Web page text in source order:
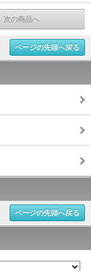
次の商品へ
ページの先頭へ戻る
ページの先頭へ戻る